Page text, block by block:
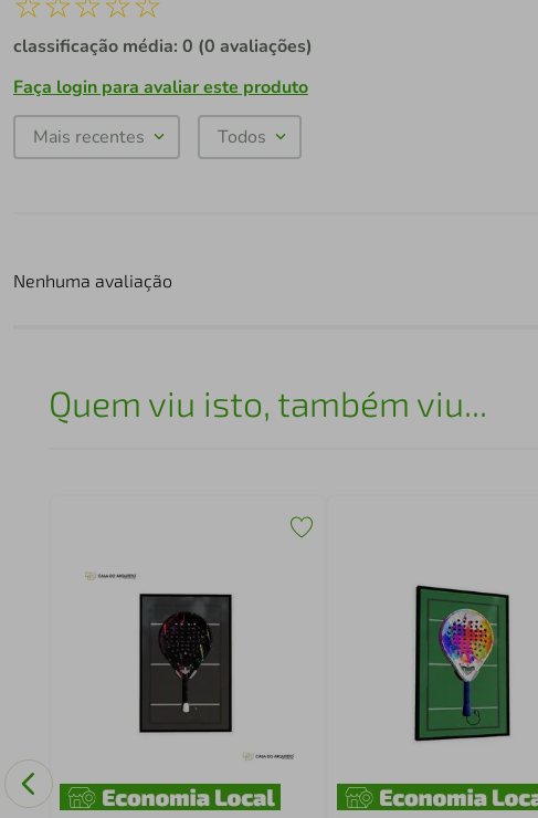
classificação média: 0 (0 avaliações)
Faça login para avaliar este produto
Mais recentes Todos
Nenhuma avaliação
Quem viu isto, também viu...